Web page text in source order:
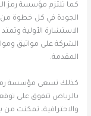
كما تلتزم مؤسسة رمز
الجودة في كل خطوة من
الاستشارة الأولية
الشركة على مواثيق
المقدمة.
كذلك تسعى مؤسسة رمز
بالرياض تتفوق على
والاحترافية، تمكنت من